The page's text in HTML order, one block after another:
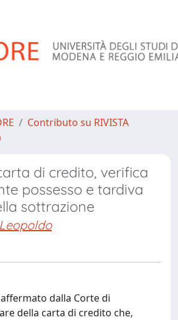
Contributo su RIVISTA
di credito, verifica
possesso e tardiva
sottrazione
dalla Corte di
della carta di credito che,